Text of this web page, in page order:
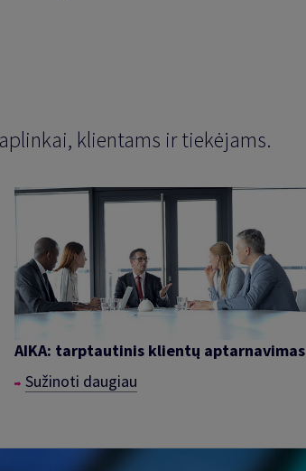
klientams ir tiekėjams.
AIKA: tarptautinis klientų aptarnavimas
Sužinoti daugiau